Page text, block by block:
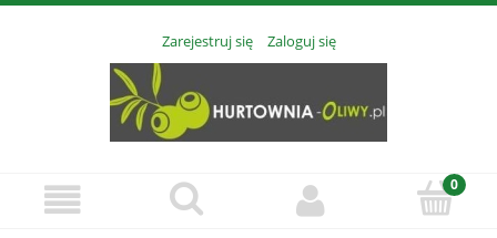
Zarejestruj się Zaloguj się